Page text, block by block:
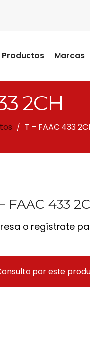
Productos Marcas
2CH
/ T – FAAC 433
FAAC 433
o regístrate
por este